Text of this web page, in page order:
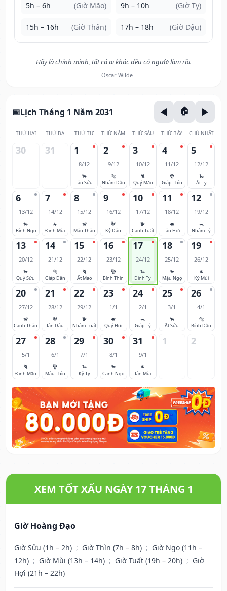
5h – 6h (Giờ Mão) 9h – 10h (Giờ Tỵ)
15h – 16h (Giờ Thân) 17h – 18h (Giờ Dậu)
Hãy là chính mình, tất cả ai khác đều có người làm rồi.
— Oscar Wilde
Lịch Tháng 1 Năm 2031
THỨ HAI THỨ BA THỨ TƯ THỨ NĂM THỨ SÁU THỨ BẢY CHỦ NHẬT
30 31 1
8/12
🐂
Tân Sửu
2
9/12
🐅
Nhâm Dần
3
10/12
🐈
Quý Mão
4
11/12
🐉
Giáp Thìn
5
12/12
🐍
Ất Tỵ
6
13/12
🐎
Bính Ngọ
7
14/12
🐐
Đinh Mùi
8
15/12
🐒
Mậu Thân
9
16/12
🐓
Kỷ Dậu
10
17/12
🐕
Canh Tuất
11
18/12
🐖
Tân Hợi
12
19/12
🐀
Nhâm Tý
13
20/12
🐂
Quý Sửu
14
21/12
🐅
Giáp Dần
15
22/12
🐈
Ất Mão
16
23/12
🐉
Bính Thìn
17
24/12
🐍
Đinh Tỵ
18
25/12
🐎
Mậu Ngọ
19
26/12
🐐
Kỷ Mùi
20
27/12
🐒
Canh Thân
21
28/12
🐓
Tân Dậu
22
29/12
🐕
Nhâm Tuất
23
1/1
🐖
Quý Hợi
24
2/1
🐀
Giáp Tý
25
3/1
🐂
Ất Sửu
26
4/1
🐅
Bính Dần
27
5/1
🐈
Đinh Mão
28
6/1
🐉
Mậu Thìn
29
7/1
🐍
Kỷ Tỵ
30
8/1
🐎
Canh Ngọ
31
9/1
🐐
Tân Mùi
1 2
XEM TỐT XẤU NGÀY 17 THÁNG 1
Giờ Hoàng Đạo
Giờ Sửu (1h – 2h) ; Giờ Thìn (7h – 8h) ; Giờ Ngọ (11h –
12h) ; Giờ Mùi (13h – 14h) ; Giờ Tuất (19h – 20h) ; Giờ
Hợi (21h – 22h)